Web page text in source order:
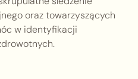
oraz towarzyszących
w identyfikacji